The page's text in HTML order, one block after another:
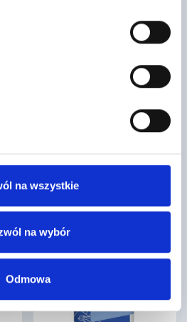
na wszystkie
na wybór
Odmowa
Rigips Masa szpachlowa Vario –
40,47 zł/ szt
Rigips® VARIO to najwyższej
jakości, super wytrzymała,
wzmocniona polimerami masa
szpachlowa na bazie
drobnoziarnistego gipsu…